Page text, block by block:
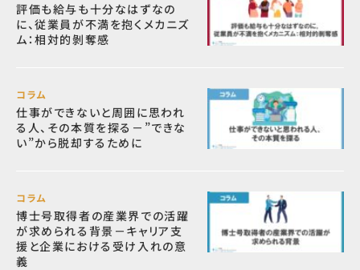
評価も給与も十分なはずなの
に、従業員が不満を抱くメカニズ
ム：相対的剝奪感
コラム
仕事ができないと周囲に思われ
る人、その本質を探る－”できな
い”から脱却するために
コラム
博士号取得者の産業界での活躍
が求められる背景－キャリア支
援と企業における受け入れの意
義